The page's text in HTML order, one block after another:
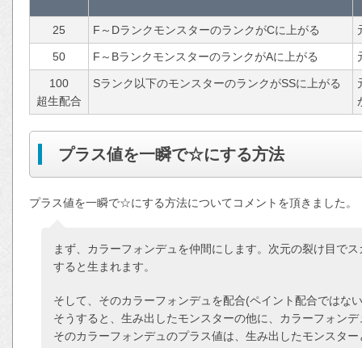
25 F～DランクモンスターのランクがCに上がる
50 F～BランクモンスターのランクがAに上がる
100
超生配合
Sランク以下のモンスターのランクがSSに上がる
プラス値を一瞬で☆にする方法
プラス値を一瞬で☆にする方法についてコメントを頂きました。
まず、カラーフォンデュを仲間にします。次元の裂け目で
すると生まれます。
そして、そのカラーフォンデュを配合(ペイント配合ではな
そうすると、生み出したモンスターの他に、カラーフォン
そのカラーフォンデュのプラス値は、生み出したモンスタ